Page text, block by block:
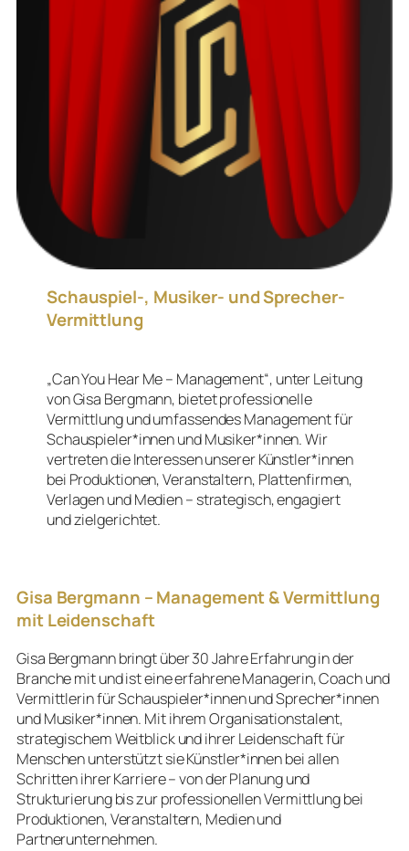
Schauspiel-, Musiker- und Sprecher-
Vermittlung
„Can You Hear Me – Management“, unter Leitung
von Gisa Bergmann, bietet professionelle
Vermittlung und umfassendes Management für
Schauspieler*innen und Musiker*innen. Wir
vertreten die Interessen unserer Künstler*innen
bei Produktionen, Veranstaltern, Plattenfirmen,
Verlagen und Medien – strategisch, engagiert
und zielgerichtet.
Gisa Bergmann – Management & Vermittlung
mit Leidenschaft
Gisa Bergmann bringt über 30 Jahre Erfahrung in der
Branche mit und ist eine erfahrene Managerin, Coach und
Vermittlerin fürSchauspieler*innen und Sprecher*innen
und Musiker*innen. Mit ihrem Organisationstalent,
strategischem Weitblick und ihrer Leidenschaft für
Menschen unterstützt sie Künstler*innen bei allen
Schritten ihrer Karriere – von der Planung und
Strukturierung bis zur professionellen Vermittlung bei
Produktionen, Veranstaltern, Medien und
Partnerunternehmen.